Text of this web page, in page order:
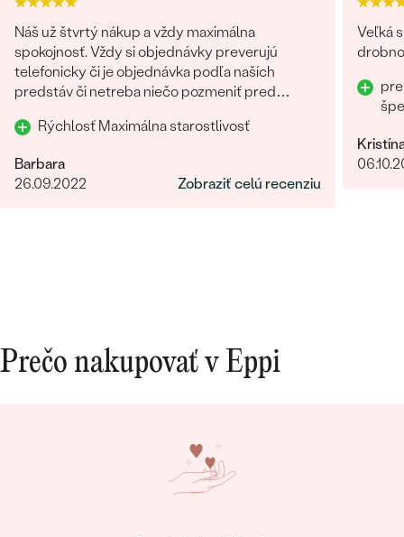
Bestsellery
Náš už štvrtý nákup a vždy maximálna
spokojnosť. Vždy si objednávky preverujú
telefonicky či je objednávka podľa naších
predstáv či netreba niečo pozmeniť pred
Rýchlosť Maximálna starostlivosť
Barbara
26.09.2022
Zobraziť celú recenziu
Veľká
Prečo nakupovať v Eppi